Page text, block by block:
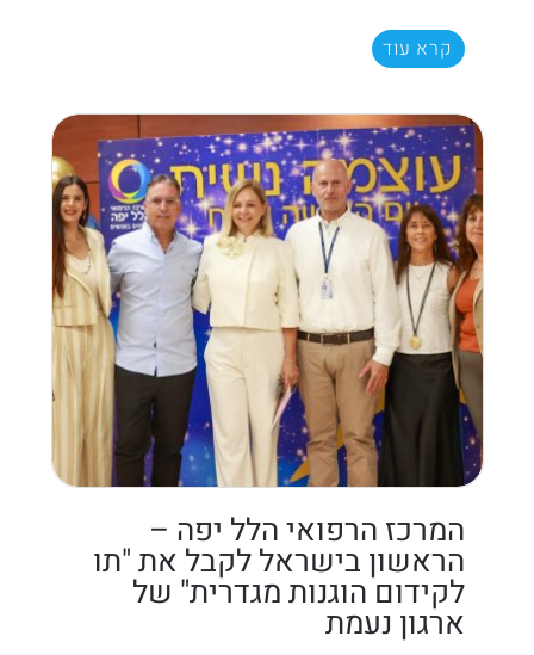
קרא עוד
המרכז הרפואי הלל יפה –
הראשון בישראל לקבל את "תו
לקידום הוגנות מגדרית" של
ארגון נעמת